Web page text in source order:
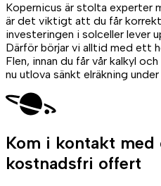
Kopernicus är stolta experter
är det viktigt att du får
investeringen i solceller lever
Därför börjar vi alltid med ett
Flen, innan du får vår kalkyl
nu utlova sänkt elräkning
Kom i kontakt med
kostnadsfri offert